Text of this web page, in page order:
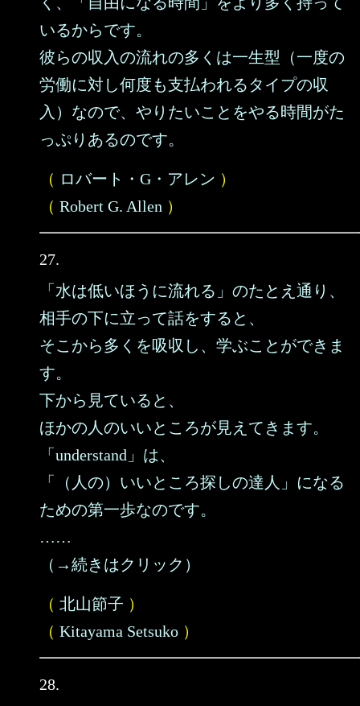
いるからです。
彼らの収入の流れの多くは一生型（一度の
労働に対し何度も支払われるタイプの収
入）なので、やりたいことをやる時間がた
っぷりあるのです。
（ ロバート・G・アレン ）
（ Robert G. Allen ）
27.
「水は低いほうに流れる」のたとえ通り、
相手の下に立って話をすると、
そこから多くを吸収し、学ぶことができま
す。
下から見ていると、
ほかの人のいいところが見えてきます。
「understand」は、
「（人の）いいところ探しの達人」になる
ための第一歩なのです。
……
（→続きはクリック）
（ 北山節子 ）
（ Kitayama Setsuko ）
28.